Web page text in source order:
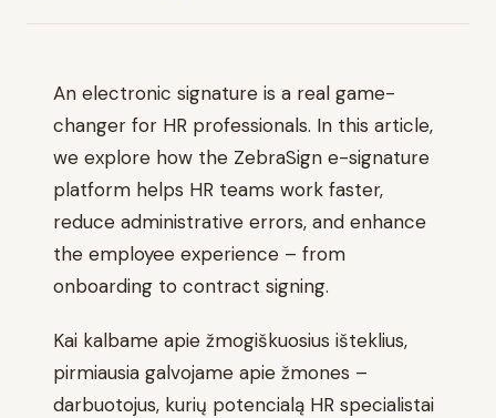
An electronic signature is a real game-
changer for HR professionals. In this article,
we explore how the ZebraSign e-signature
platform helps HR teams work faster,
reduce administrative errors, and enhance
the employee experience – from
onboarding to contract signing.
Kai kalbame apie žmogiškuosius išteklius,
pirmiausia galvojame apie žmones –
darbuotojus, kurių potencialą HR specialistai